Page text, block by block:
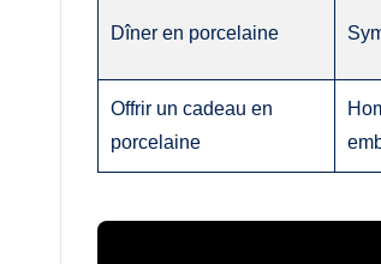
Dîner en porcelaine
Offrir un cadeau en
porcelaine